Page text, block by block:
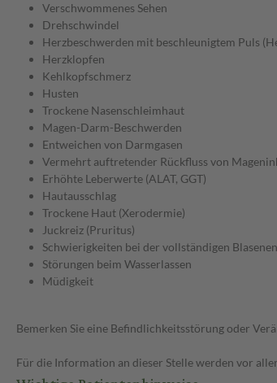
Verschwommenes Sehen
Drehschwindel
Herzbeschwerden mit beschleunigtem Puls
Herzklopfen
Kehlkopfschmerz
Husten
Trockene Nasenschleimhaut
Magen-Darm-Beschwerden
Entweichen von Darmgasen
Vermehrt auftretender Rückfluss von
Erhöhte Leberwerte (ALAT, GGT)
Hautausschlag
Trockene Haut (Xerodermie)
Juckreiz (Pruritus)
Schwierigkeiten bei der vollständigen
Störungen beim Wasserlassen
Müdigkeit
Bemerken Sie eine Befindlichkeitsstörung oder
Für die Information an dieser Stelle werden vor